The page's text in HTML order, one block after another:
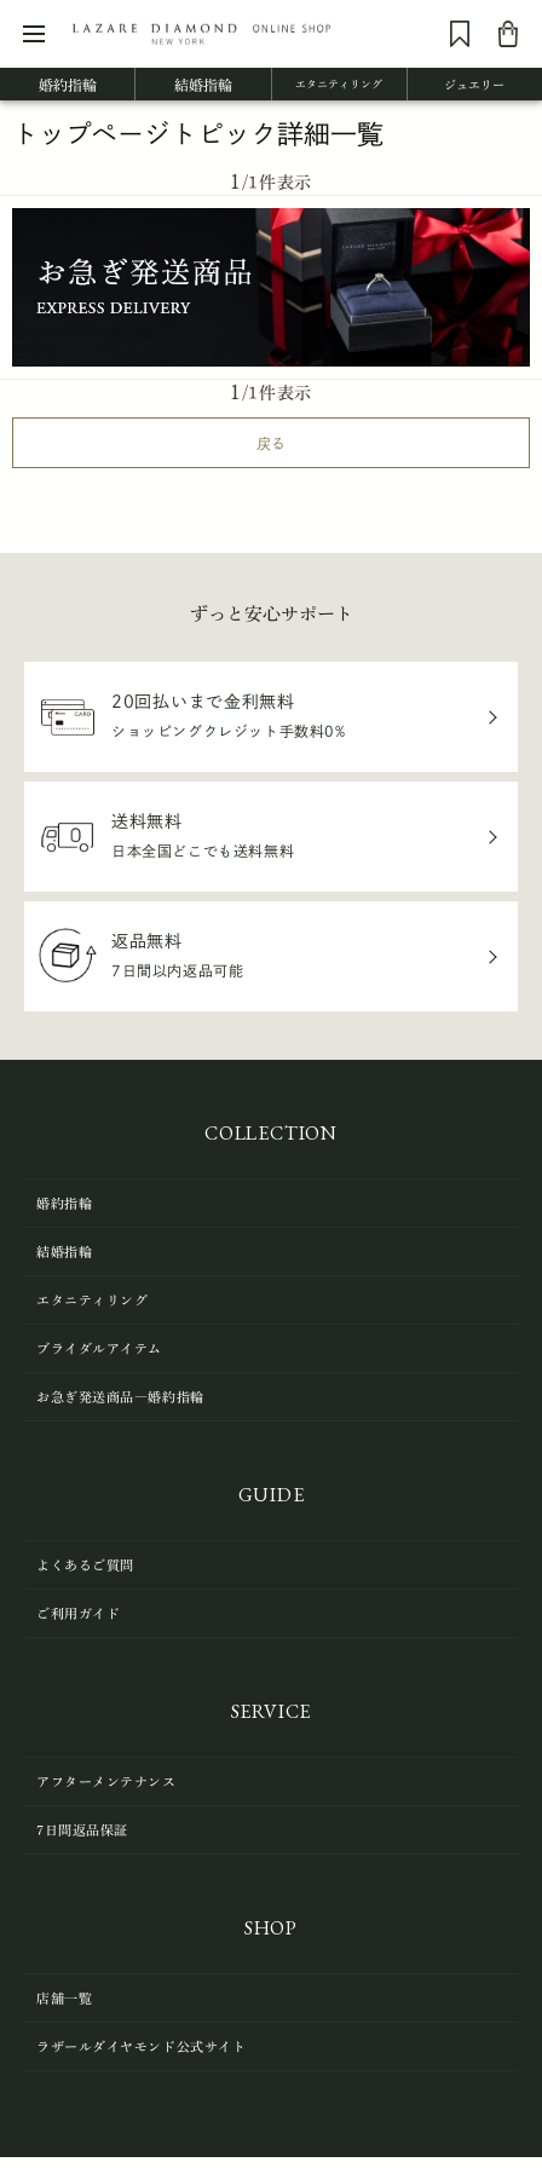
婚約指輪 結婚指輪 エタニティリング ジュエリー
トップページトピック詳細一覧
1 /1件表示
1 /1件表示
ずっと安心サポート
20回払いまで金利無料
ショッピングクレジット手数料0%
送料無料
日本全国どこでも送料無料
返品無料
7日間以内返品可能
COLLECTION
婚約指輪
結婚指輪
エタニティリング
ブライダルアイテム
お急ぎ発送商品―婚約指輪
GUIDE
よくあるご質問
ご利用ガイド
SERVICE
アフターメンテナンス
7日間返品保証
SHOP
店舗一覧
ラザールダイヤモンド公式サイト